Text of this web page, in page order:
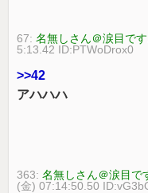
67:名無しさん＠涙目で
5:13.42 ID:PTWoDrox0
>>42
アハハハ
363:名無しさん＠涙目で
(金) 07:14:50.50